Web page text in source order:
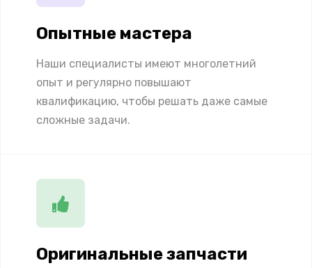
Опытные мастера
Наши специалисты имеют многолетний
опыт и регулярно повышают
квалификацию, чтобы решать даже самые
сложные задачи.
Оригинальные запчасти